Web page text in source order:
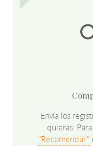
Envía los
quieras.
"Recomendar"